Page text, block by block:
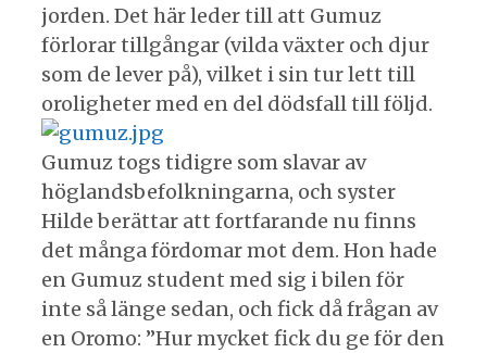
jorden. Det här leder till att Gumuz
förlorar tillgångar (vilda växter och djur
som de lever på), vilket i sin tur lett till
oroligheter med en del dödsfall till följd.
Gumuz togs tidigre som slavar av
höglandsbefolkningarna, och syster
Hilde berättar att fortfarande nu finns
det många fördomar mot dem. Hon hade
en Gumuz student med sig i bilen för
inte så länge sedan, och fick då frågan av
en Oromo: ”Hur mycket fick du ge för den